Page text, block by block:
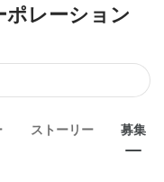
レーション
ストーリー 募集